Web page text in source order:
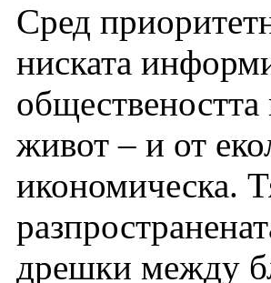
Сред
ниската
обществеността
живот – и от
икономическа.
дрешки между